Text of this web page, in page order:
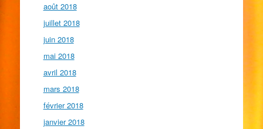
août 2018
juillet 2018
juin 2018
mai 2018
avril 2018
mars 2018
février 2018
janvier 2018